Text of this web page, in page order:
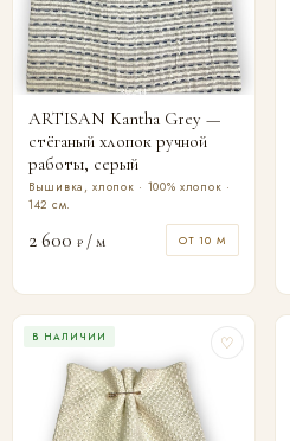
ARTISAN Kantha Grey —
стёганый хлопок ручной
работы, серый
Вышивка, хлопок · 100% хлопок ·
142 см.
2 600 ₽ / м ОТ 10 М
В НАЛИЧИИ ♡